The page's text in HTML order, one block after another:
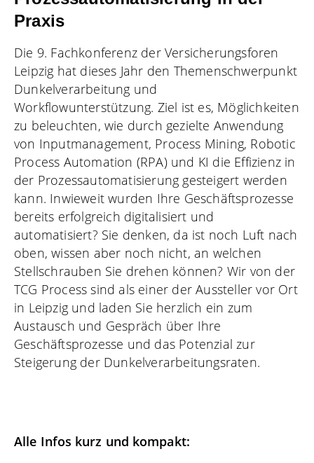
Praxis
Die 9. Fachkonferenz der Versicherungsforen
Leipzig hat dieses Jahr den Themenschwerpunkt
Dunkelverarbeitung und
Workflowunterstützung. Ziel ist es, Möglichkeiten
zu beleuchten, wie durch gezielte Anwendung
von Inputmanagement, Process Mining, Robotic
Process Automation (RPA) und KI die Effizienz in
der Prozessautomatisierung gesteigert werden
kann. Inwieweit wurden Ihre Geschäftsprozesse
bereits erfolgreich digitalisiert und
automatisiert? Sie denken, da ist noch Luft nach
oben, wissen aber noch nicht, an welchen
Stellschrauben Sie drehen können? Wir von der
TCG Process sind als einer der Aussteller vor Ort
in Leipzig und laden Sie herzlich ein zum
Austausch und Gespräch über Ihre
Geschäftsprozesse und das Potenzial zur
Steigerung der Dunkelverarbeitungsraten.
Alle Infos kurz und kompakt: